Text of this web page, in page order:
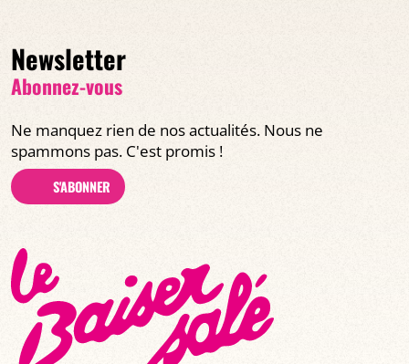
Newsletter
Abonnez-vous
Ne manquez rien de nos actualités. Nous ne
spammons pas. C'est promis !
S'ABONNER